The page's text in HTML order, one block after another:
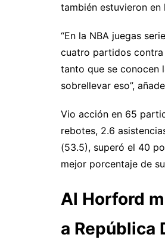
también estuvieron en
“En la NBA juegas
cuatro partidos contra
tanto que se conocen
sobrellevar eso”,
Vio acción en 65
rebotes, 2.6
(53.5), superó el 40
mejor porcentaje de
Al Horford
a República